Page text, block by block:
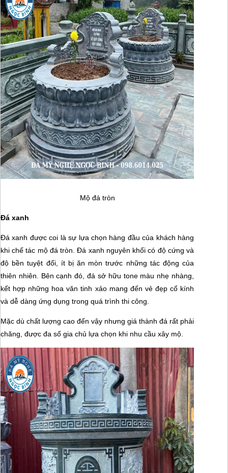
Mộ đá tròn
Đá xanh
Đá xanh được coi là sự lựa chọn hàng đầu của khách hàng
khi chế tác mộ đá tròn. Đá xanh nguyên khối có độ cứng và
độ bền tuyệt đối, ít bị ăn mòn trước những tác động của
thiên nhiên. Bên cạnh đó, đá sở hữu tone màu nhẹ nhàng,
kết hợp những hoa văn tinh xảo mang đến vẻ đẹp cổ kính
và dễ dàng ứng dụng trong quá trình thi công.
Mặc dù chất lượng cao đến vậy nhưng giá thành đá rất phải
chăng, được đa số gia chủ lựa chọn khi nhu cầu xây mộ.